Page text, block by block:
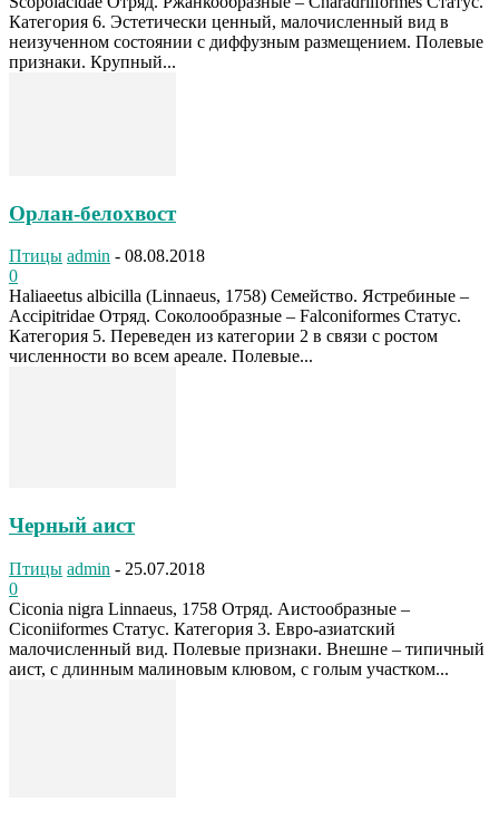
Категория 6. Эстетически ценный, малочисленный вид в
неизученном состоянии с диффузным размещением. Полевые
признаки. Крупный...
Орлан-белохвост
Птицы admin - 08.08.2018
0
Haliaeetus albicilla (Linnaeus, 1758) Семейство. Ястребиные –
Accipitridae Отряд. Соколообразные – Falconiformes Статус.
Категория 5. Переведен из категории 2 в связи с ростом
численности во всем ареале. Полевые...
Черный аист
Птицы admin - 25.07.2018
0
Ciconia nigra Linnaeus, 1758 Отряд. Аистообразные –
Ciconiiformes Статус. Категория 3. Евро-азиатский
малочисленный вид. Полевые признаки. Внешне – типичный
аист, с длинным малиновым клювом, с голым участком...